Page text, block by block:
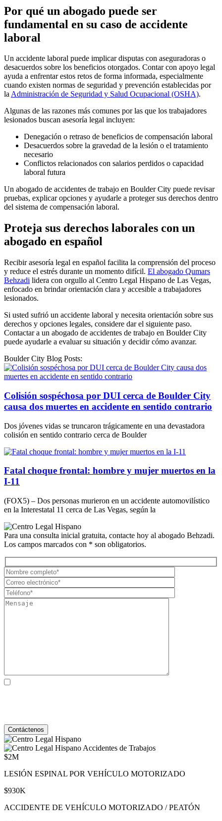
Por qué un abogado puede ser
fundamental en su caso de accidente
laboral
Un accidente laboral puede implicar disputas con aseguradoras o
desacuerdos sobre los beneficios otorgados. Contar con apoyo legal
ayuda a enfrentar estos retos de forma informada, especialmente
cuando existen normas de seguridad y prevención establecidas por
laAdministración de Seguridad y Salud Ocupacional (OSHA).
Algunas de las razones más comunes por las que los trabajadores
lesionados buscan asesoría legal incluyen:
Denegación o retraso de beneficios de compensación laboral
Desacuerdos sobre la gravedad de la lesión o el tratamiento
necesario
Conflictos relacionados con salarios perdidos o capacidad
laboral futura
Un abogado de accidentes de trabajo en Boulder City puede revisar
pruebas, explicar opciones y ayudarle a proteger sus derechos dentro
del sistema de compensación laboral.
Proteja sus derechos laborales con un
abogado en español
Recibir asesoría legal en español facilita la comprensión del proceso
y reduce el estrés durante un momento difícil. El abogado Qumars
Behzadi lidera con orgullo al Centro Legal Hispano de Las Vegas,
enfocado en brindar orientación clara y accesible a trabajadores
lesionados.
Si usted sufrió un accidente laboral y necesita orientación sobre sus
derechos y opciones legales, considere dar el siguiente paso.
Contactar a un abogado de accidentes de trabajo en Boulder City
puede ayudarle a evaluar su situación y decidir cómo avanzar.
Boulder City Blog Posts:
Colisión sospéchosa por DUI cerca de Boulder City
causa dos muertes en accidente en sentido contrario
Dos jóvenes vidas se truncaron trágicamente en una devastadora
colisión en sentido contrario cerca de Boulder
Fatal choque frontal: hombre y mujer muertos en la
I-11
(FOX5) – Dos personas murieron en un accidente automovilístico
en la Interestatal 11 cerca de Las Vegas, según la
Para una consulta inicial gratuita, contacte hoy al abogado Behzadi.
Los campos marcados con * son obligatorios.
Accidentes de Trabajos
$2M
LESIÓN ESPINAL POR VEHÍCULO MOTORIZADO
$930K
ACCIDENTE DE VEHÍCULO MOTORIZADO / PEATÓN